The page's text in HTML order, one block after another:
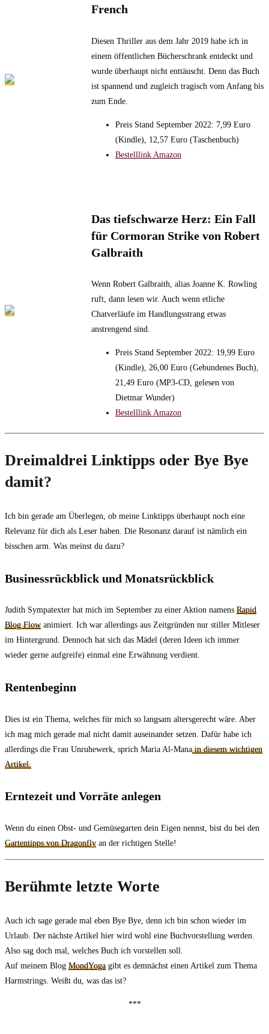
French
Diesen Thriller aus dem Jahr 2019 habe ich in
einem öffentlichen Bücherschrank entdeckt und
wurde überhaupt nicht enttäuscht. Denn das Buch
ist spannend und zugleich tragisch vom Anfang bis
zum Ende.
Preis Stand September 2022: 7,99 Euro
(Kindle), 12,57 Euro (Taschenbuch)
Bestelllink Amazon
Das tiefschwarze Herz: Ein Fall
für Cormoran Strike von Robert
Galbraith
Wenn Robert Galbraith, alias Joanne K. Rowling
ruft, dann lesen wir. Auch wenn etliche
Chatverläufe im Handlungsstrang etwas
anstrengend sind.
Preis Stand September 2022: 19,99 Euro
(Kindle), 26,00 Euro (Gebundenes Buch),
21,49 Euro (MP3-CD, gelesen von
Dietmar Wunder)
Bestelllink Amazon
Dreimaldrei Linktipps oder Bye Bye
damit?
Ich bin gerade am Überlegen, ob meine Linktipps überhaupt noch eine
Relevanz für dich als Leser haben. Die Resonanz darauf ist nämlich ein
bisschen arm. Was meinst du dazu?
Businessrückblick und Monatsrückblick
Judith Sympatexter hat mich im September zu einer Aktion namens Rapid
Blog Flow animiert. Ich war allerdings aus Zeitgründen nur stiller Mitleser
im Hintergrund. Dennoch hat sich das Mädel (deren Ideen ich immer
wieder gerne aufgreife) einmal eine Erwähnung verdient.
Rentenbeginn
Dies ist ein Thema, welches für mich so langsam altersgerecht wäre. Aber
ich mag mich gerade mal nicht damit auseinander setzen. Dafür habe ich
allerdings die Frau Unruhewerk, sprich Maria Al-Manain diesem wichtigen
Artikel.
Erntezeit und Vorräte anlegen
Wenn du einen Obst- und Gemüsegarten dein Eigen nennst, bist du bei den
Gartentipps von Dragonfly an der richtigen Stelle!
Berühmte letzte Worte
Auch ich sage gerade mal eben Bye Bye, denn ich bin schon wieder im
Urlaub. Der nächste Artikel hier wird wohl eine Buchvorstellung werden.
Also sag doch mal, welches Buch ich vorstellen soll.
Auf meinem Blog MondYoga gibt es demnächst einen Artikel zum Thema
Harmstrings. Weißt du, was das ist?
***